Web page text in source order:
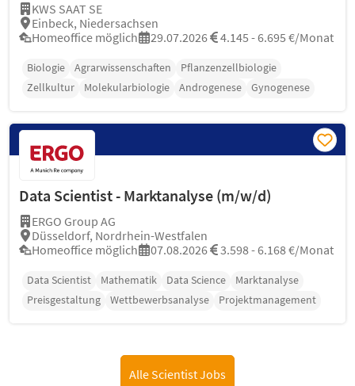
KWS SAAT SE
Einbeck, Niedersachsen
Homeoffice möglich
29.07.2026 4.145 - 6.695 €/Monat
Biologie Agrarwissenschaften
Pflanzenzellbiologie
Zellkultur
Molekularbiologie Androgenese Gynogenese
Data Scientist - Marktanalyse (m/w/d)
ERGO Group AG
Düsseldorf, Nordrhein-Westfalen
Homeoffice möglich
07.08.2026 3.598 - 6.168 €/Monat
Data Scientist Mathematik Data Science
Marktanalyse
Preisgestaltung
Wettbewerbsanalyse Projektmanagement
Alle Scientist Jobs